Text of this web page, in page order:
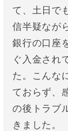
て、土日で
信半疑なが
銀行の口座
ぐ入金され
た。こんな
ておらず、
の後トラブ
きました。